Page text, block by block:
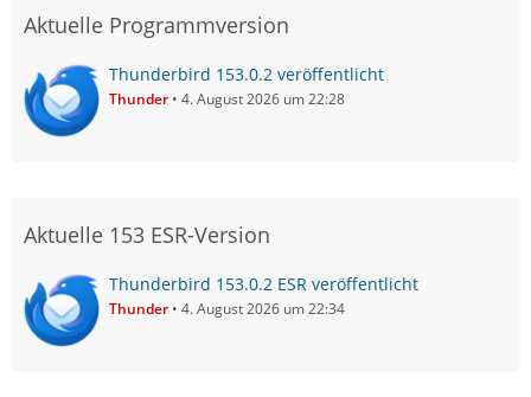
Aktuelle Programmversion
Thunderbird 153.0.2 veröffentlicht
Thunder 4. August 2026 um 22:28
Aktuelle 153 ESR-Version
Thunderbird 153.0.2 ESR veröffentlicht
Thunder 4. August 2026 um 22:34